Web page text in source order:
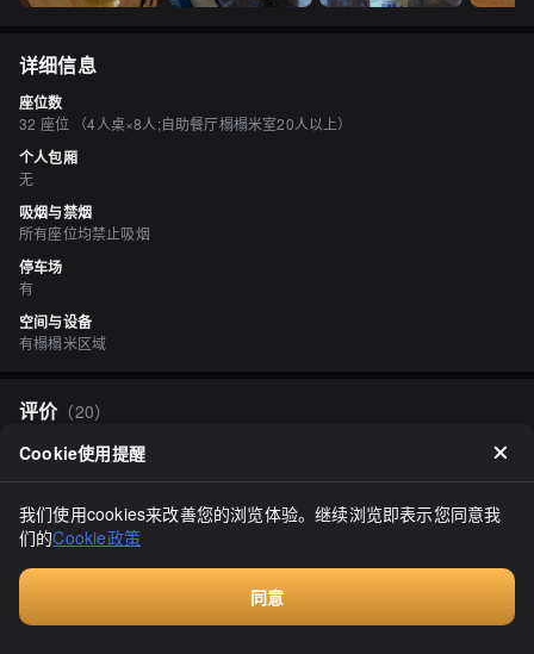
详细信息
座位数
32 座位 （4人桌×8人;自助餐厅榻榻米室20人以上）
个人包厢
无
吸烟与禁烟
所有座位均禁止吸烟
停车场
有
空间与设备
有榻榻米区域
评价（20）
ta&natu
我在函馆旅行时顺道光顾了这家地道的温泉。这里充满了浓厚的本地
风情和怀旧氛围。大家说得没错，洗澡间的数量相当多。我想以前这
里一定非常繁荣。虽然温泉水有点浑浊，但泡完澡后皮肤感觉光滑无
比。还有露天温泉和桑拿，可以悠闲地休息。一楼还有一间餐厅，以
美味而闻名，我点了上面的“天ざる”，非常好吃。面条口感细腻，有
也很诱人。下次我会留更多时间，好好享受这里的温泉。
显示全部
Cookie使用提醒
我们使用cookies来改善您的浏览体验。继续浏览即表示您同意我
们的Cookie政策
同意